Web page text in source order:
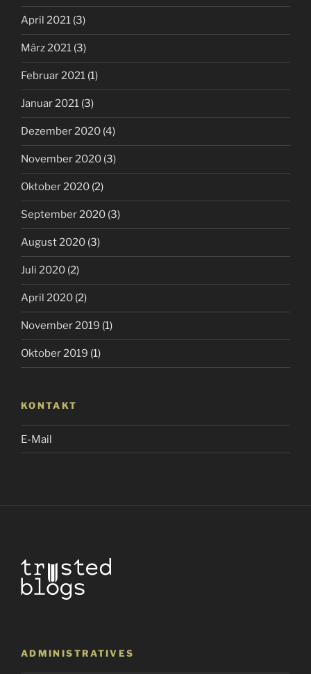
April 2021 (3)
März 2021 (3)
Februar 2021 (1)
Januar 2021 (3)
Dezember 2020 (4)
November 2020 (3)
Oktober 2020 (2)
September 2020 (3)
August 2020 (3)
Juli 2020 (2)
April 2020 (2)
November 2019 (1)
Oktober 2019 (1)
KONTAKT
E-Mail
ADMINISTRATIVES